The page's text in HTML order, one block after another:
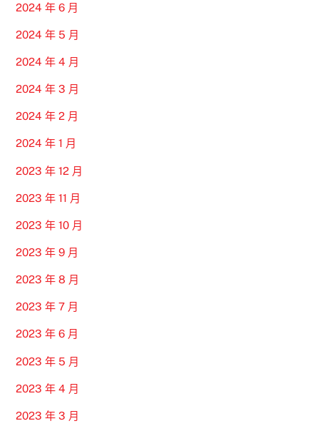
2024 年 6 月
2024 年 5 月
2024 年 4 月
2024 年 3 月
2024 年 2 月
2024 年 1 月
2023 年 12 月
2023 年 11 月
2023 年 10 月
2023 年 9 月
2023 年 8 月
2023 年 7 月
2023 年 6 月
2023 年 5 月
2023 年 4 月
2023 年 3 月